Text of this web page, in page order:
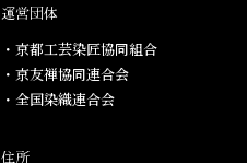
運営団体
・京都工芸染匠協同組合​
・京友禅協同連合会
・全国染織連合会
住所